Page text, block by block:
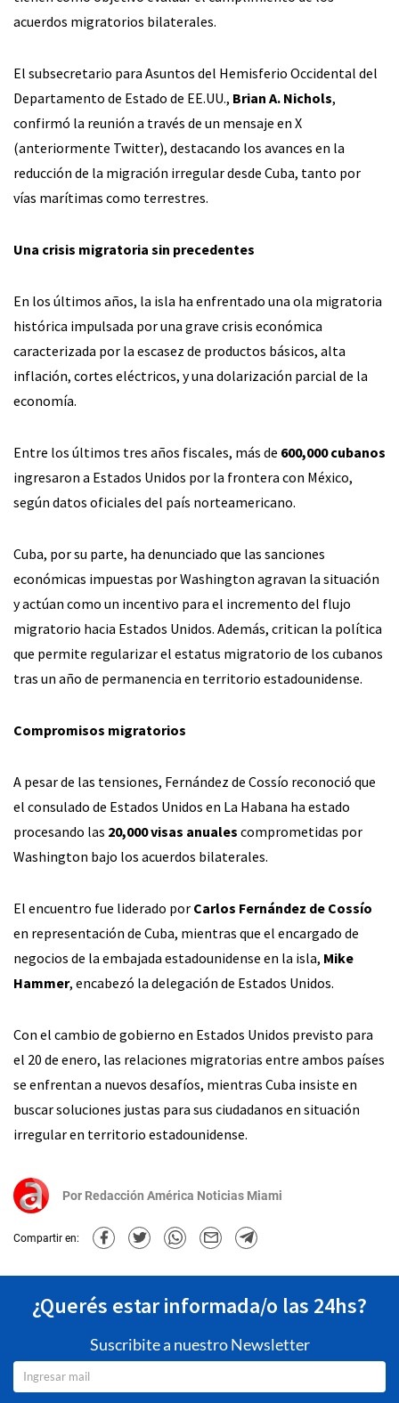
acuerdos migratorios bilaterales.
El subsecretario para Asuntos del Hemisferio Occidental del
Departamento de Estado de EE.UU., Brian A. Nichols,
confirmó la reunión a través de un mensaje en X
(anteriormente Twitter), destacando los avances en la
reducción de la migración irregular desde Cuba, tanto por
vías marítimas como terrestres.
Una crisis migratoria sin precedentes
En los últimos años, la isla ha enfrentado una ola migratoria
histórica impulsada por una grave crisis económica
caracterizada por la escasez de productos básicos, alta
inflación, cortes eléctricos, y una dolarización parcial de la
economía.
Entre los últimos tres años fiscales, más de 600,000 cubanos
ingresaron a Estados Unidos por la frontera con México,
según datos oficiales del país norteamericano.
Cuba, por su parte, ha denunciado que las sanciones
económicas impuestas por Washington agravan la situación
y actúan como un incentivo para el incremento del flujo
migratorio hacia Estados Unidos. Además, critican la política
que permite regularizar el estatus migratorio de los cubanos
tras un año de permanencia en territorio estadounidense.
Compromisos migratorios
A pesar de las tensiones, Fernández de Cossío reconoció que
el consulado de Estados Unidos en La Habana ha estado
procesando las 20,000 visas anuales comprometidas por
Washington bajo los acuerdos bilaterales.
El encuentro fue liderado por Carlos Fernández de Cossío
en representación de Cuba, mientras que el encargado de
negocios de la embajada estadounidense en la isla, Mike
Hammer, encabezó la delegación de Estados Unidos.
Con el cambio de gobierno en Estados Unidos previsto para
el 20 de enero, las relaciones migratorias entre ambos países
se enfrentan a nuevos desafíos, mientras Cuba insiste en
buscar soluciones justas para sus ciudadanos en situación
irregular en territorio estadounidense.
Por Redacción América Noticias Miami
Compartir en:
¿Querés estar informada/o las 24hs?
Suscribite a nuestro Newsletter